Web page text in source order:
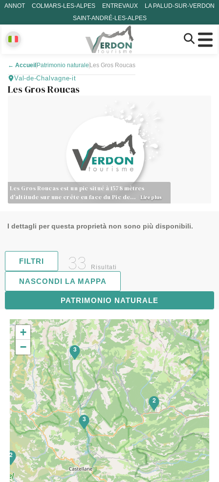
ANNOT COLMARS-LES-ALPES ENTREVAUX
LA PALUD-SUR-VERDON
SAINT-ANDRÉ-LES-ALPES
← Accueil Patrimonio naturale Les Gros Roucas
Val-de-Chalvagne-it
Les Gros Roucas
Les Gros Roucas est un pic situé à 1578 mètres
d'altitude sur une crête en face du Pic de…
Lire plus
I dettagli per questa proprietà non sono più disponibili.
FILTRI 33 Risultati
PATRIMONIO NATURALE
NASCONDI LA MAPPA
2
3
6
2
3
+
−